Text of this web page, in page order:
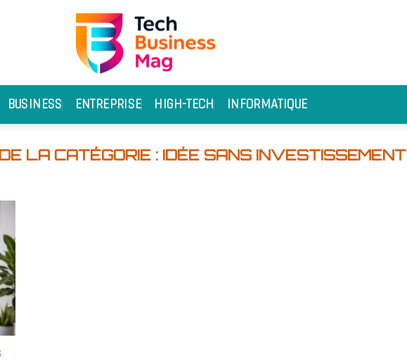
BUSINESS ENTREPRISE HIGH-TECH INFORMATIQUE
IDÉE SANS INVESTISSEMENT